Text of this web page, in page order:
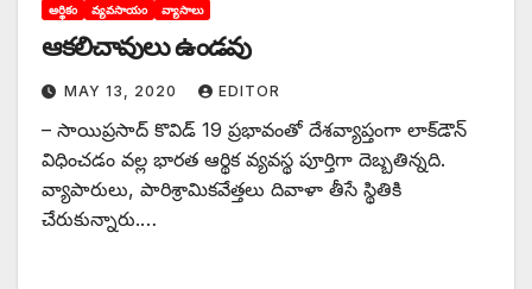
ఆర్థికం వ్యవసాయం వ్యాసాలు
ఆకలిచావులు ఉండవు
MAY 13, 2020 EDITOR
– ‌సాయిప్రసాద్‌ ‌కొవిడ్‌ 19 ‌ప్రభావంతో దేశవ్యాప్తంగా లాక్‌డౌన్‌
‌విధించడం వల్ల భారత ఆర్థిక వ్యవస్థ పూర్తిగా దెబ్బతిన్నది.
వ్యాపారులు, పారిశ్రామికవేత్తలు దివాళా తీసే స్థితికి
చేరుకున్నారు.…